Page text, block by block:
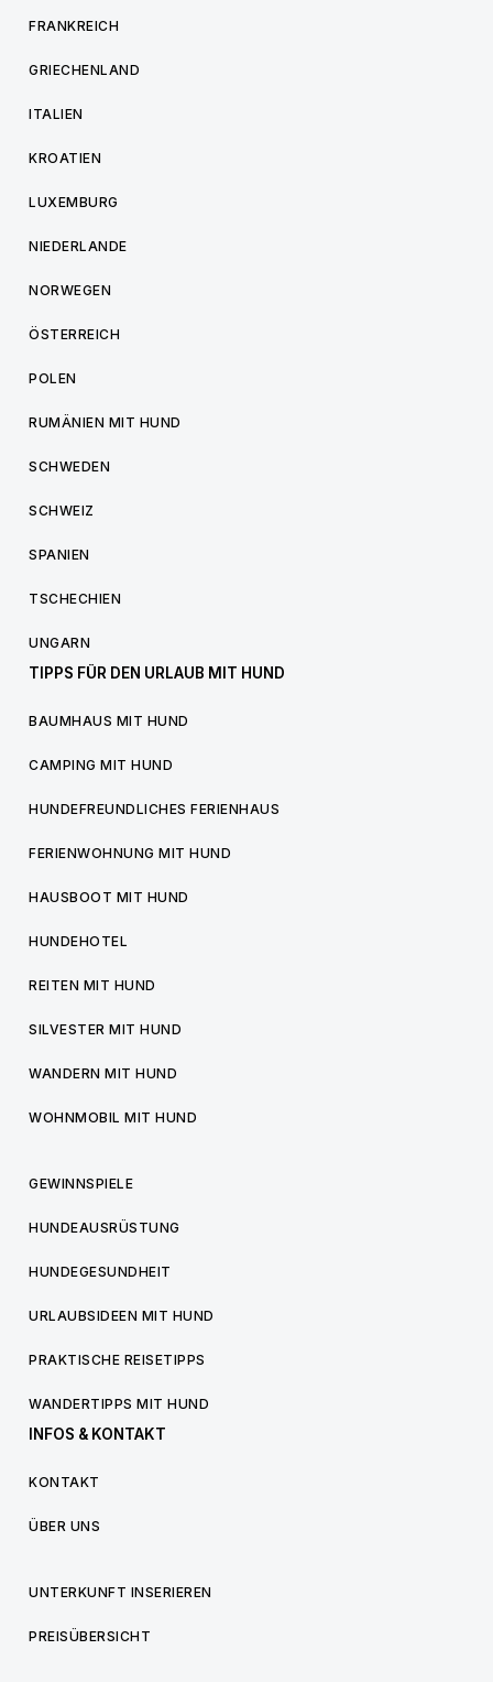
FRANKREICH
GRIECHENLAND
ITALIEN
KROATIEN
LUXEMBURG
NIEDERLANDE
NORWEGEN
ÖSTERREICH
POLEN
RUMÄNIEN MIT HUND
SCHWEDEN
SCHWEIZ
SPANIEN
TSCHECHIEN
UNGARN
TIPPS FÜR DEN URLAUB MIT HUND
BAUMHAUS MIT HUND
CAMPING MIT HUND
HUNDEFREUNDLICHES FERIENHAUS
FERIENWOHNUNG MIT HUND
HAUSBOOT MIT HUND
HUNDEHOTEL
REITEN MIT HUND
SILVESTER MIT HUND
WANDERN MIT HUND
WOHNMOBIL MIT HUND
GEWINNSPIELE
HUNDEAUSRÜSTUNG
HUNDEGESUNDHEIT
URLAUBSIDEEN MIT HUND
PRAKTISCHE REISETIPPS
WANDERTIPPS MIT HUND
INFOS & KONTAKT
KONTAKT
ÜBER UNS
UNTERKUNFT INSERIEREN
PREISÜBERSICHT